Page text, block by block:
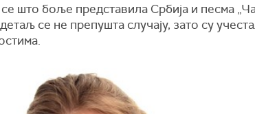
што боље представила Србија и песма
се не препушта случају, зато су